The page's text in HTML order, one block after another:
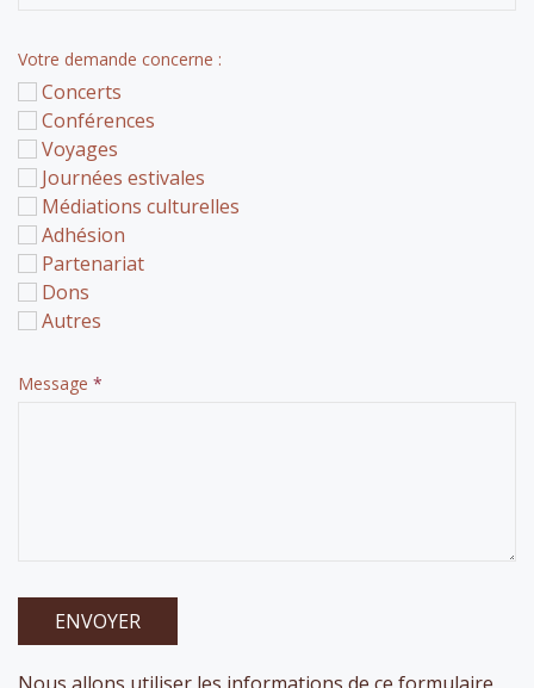
Votre demande concerne :
Concerts
Conférences
Voyages
Journées estivales
Médiations culturelles
Adhésion
Partenariat
Dons
Autres
Message *
ENVOYER